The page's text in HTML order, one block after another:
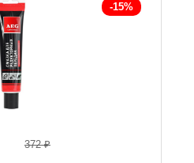
-15%
372 ₽